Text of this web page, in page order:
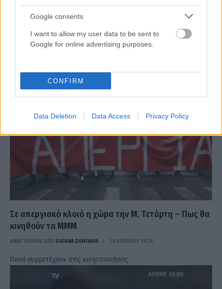
Google consents
I want to allow my user data to be sent to
Google for online advertising purposes.
CONFIRM
Data Deletion Data Access Privacy Policy
Τελικά εμείς δεν κάνουμε τη δουλειά μας, ή…
ΑΝΑΡΤΗΘΗΚΕ ΑΠΟ ΊΩΝ ΠΑΠΑΔΆΚΗΣ 18 ΙΟΥΛΊΟΥ 2024
Σε απεργιακό κλοιό η χώρα την Μ. Τετάρτη – Πως θα
κινηθούν τα ΜΜΜ
ΑΝΑΡΤΗΘΗΚΕ ΑΠΟ ΕΛΕΑΝΑ ΖΑΜΠΑΡΑ 29 ΑΠΡΙΛΊΟΥ 2024
Ποιοί συμμετέχουν στις κινητοποιήσεις